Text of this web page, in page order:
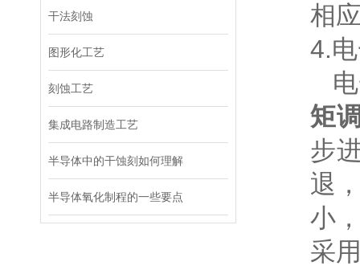
干法刻蚀
图形化工艺
刻蚀工艺
集成电路制造工艺
半导体中的干蚀刻如何理解
半导体氧化制程的一些要点
相
4.
电
矩
步
退
小
采